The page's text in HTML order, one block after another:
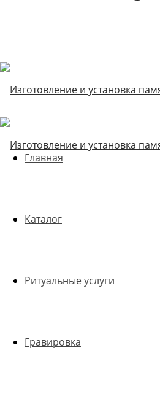
Главная
Каталог
Ритуальные услуги
Гравировка